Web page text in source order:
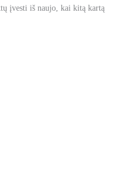
įvesti iš naujo, kai kitą kartą